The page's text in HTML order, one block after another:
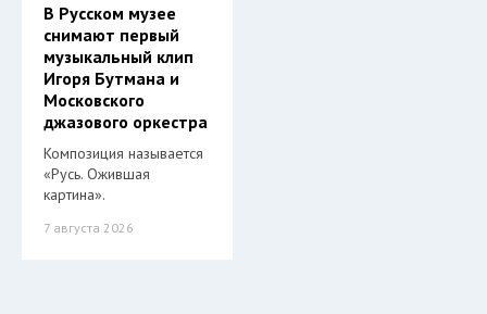
В Русском музее
снимают первый
музыкальный клип
Игоря Бутмана и
Московского
джазового оркестра
Композиция называется
«Русь. Ожившая
картина».
7 августа 2026